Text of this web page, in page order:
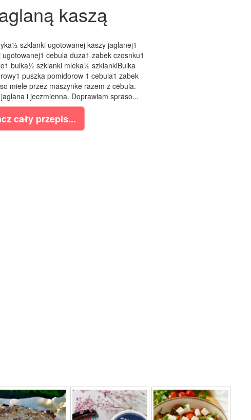
kaszą
szklanki ugotowanej kaszy jaglanej1
cebula duza1 zabek czosnku1
bulka½ szklanki mleka½ szklankiBulka
puszka pomidorow 1 cebula1 zabek
miele przez maszynke razem z cebula.
i jeczmienna. Doprawiam spraso...
cały przepis...